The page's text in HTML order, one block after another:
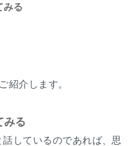
みる
紹介します。
みる
しているのであれば、思